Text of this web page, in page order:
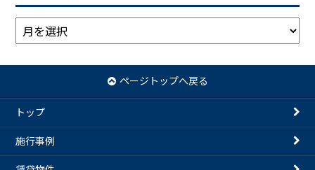
ア
ー
ブ
ページトップへ戻る
トップ
施行事例